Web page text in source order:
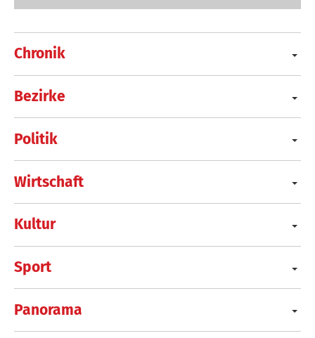
Chronik
Bezirke
Politik
Wirtschaft
Kultur
Sport
Panorama